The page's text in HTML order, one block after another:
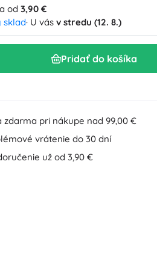
Doplnky k umývadlu
Doplnky na WC
Doplnky k vani a sprche
Kúpeľňový textil
Figúrky
Dekorácie
od 3,90 €
sklad· U vás v stredu (12. 8.)
Pridať do košíka
zdarma pri nákupe nad 99,00 €
vrátenie do 30 dní
už od 3,90 €